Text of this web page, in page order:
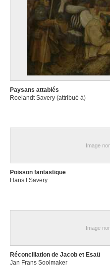
Paysans attablés
Roelandt Savery (attribué à)
Image
Poisson fantastique
Hans I Savery
Image
Réconciliation de Jacob et Esaü
Jan Frans Soolmaker